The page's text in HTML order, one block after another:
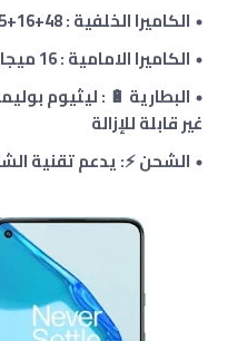
الكاميرا الخلفية : 48
+
16
+
الكاميرا الامامية : 16 ميجابكسل
غير قابلة للإزالة
الشحن ⚡: يدعم تقنية الشحن